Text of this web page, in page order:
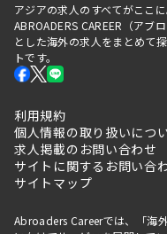
アジアの求人のすべてがここに
ABROADERS CAREER（アブ
とした海外の求人をまとめて
トです。
利用規約
個人情報の取り扱いにつ
求人掲載のお問い合わせ
サイトに関するお問い合
サイトマップ
Abroaders Careerでは、「海